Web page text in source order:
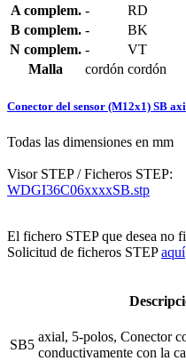
A complem. -
RD
B complem. -
BK
N complem. -
VT
Malla
cordón cordón
Conector del sensor (M12x1) SB
Todas las dimensiones en mm
Visor STEP / Ficheros STEP:
WDGI36C06xxxxSB.stp
El fichero STEP que desea no
Solicitud de ficheros STEPaquí
SB5
axial, 5-polos, Conector
conductivamente con la